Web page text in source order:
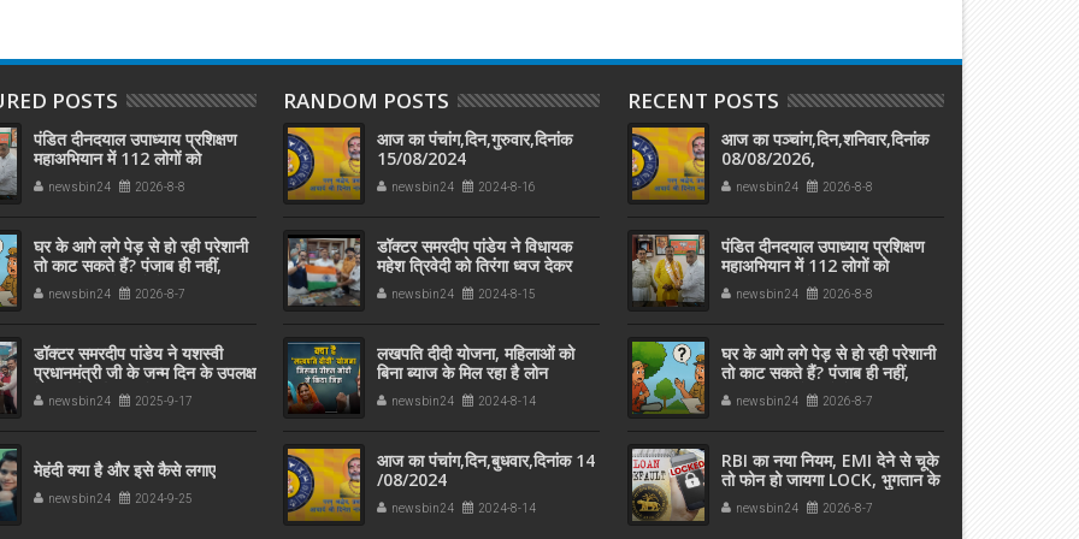
POSTS
पंडित दीनदयाल उपाध्याय प्रशिक्षण
महाअभियान में 112 लोगों को
प्रशिक्षण दिलाने पर डॉ. समरदीप
पांडेय सम्मानित
newsbin24 2026-8-8
घर के आगे लगे पेड़ से हो रही परेशानी
तो काट सकते हैं? पंजाब ही नहीं,
दिल्‍ली-यूपी समेत पूरे देश का नियम
जान लें
newsbin24 2026-8-7
डॉक्टर समरदीप पांडेय ने यशस्वी
प्रधानमंत्री जी के जन्म दिन के उपलक्ष
में सफाई कर्मचारी को अंग वस्त्र
पहनाकर मोदी जी के स्वच्छता अभियान
newsbin24 2025-9-17
मेहंदी क्या है और इसे कैसे लगाए
newsbin24 2024-9-25
RANDOM POSTS
आज का पंचांग,दिन,गुरुवार,दिनांक
15/08/2024
newsbin24 2024-8-16
डॉक्टर समरदीप पांडेय ने विधायक
महेश त्रिवेदी को तिरंगा ध्वज देकर
किया सम्मानित
newsbin24 2024-8-15
लखपति दीदी योजना, महिलाओं को
बिना ब्याज के मिल रहा है लोन
newsbin24 2024-8-14
आज का पंचांग,दिन,बुधवार,दिनांक 14
/08/2024
newsbin24 2024-8-14
RECENT POSTS
आज का पञ्चांग,दिन,शनिवार,दिनांक
08/08/2026,
newsbin24 2026-8-8
पंडित दीनदयाल उपाध्याय प्रशिक्षण
महाअभियान में 112 लोगों को
प्रशिक्षण दिलाने पर डॉ. समरदीप
पांडेय सम्मानित
newsbin24 2026-8-8
घर के आगे लगे पेड़ से हो रही परेशानी
तो काट सकते हैं? पंजाब ही नहीं,
दिल्‍ली-यूपी समेत पूरे देश का नियम
जान लें
newsbin24 2026-8-7
RBI का नया नियम, EMI देने से चूके
तो फोन हो जायगा LOCK, भुगतान के
बाद इतनी देर में होगा अनलॉक
newsbin24 2026-8-7